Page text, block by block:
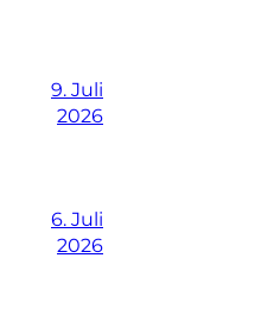
9. Juli
2026
6. Juli
2026